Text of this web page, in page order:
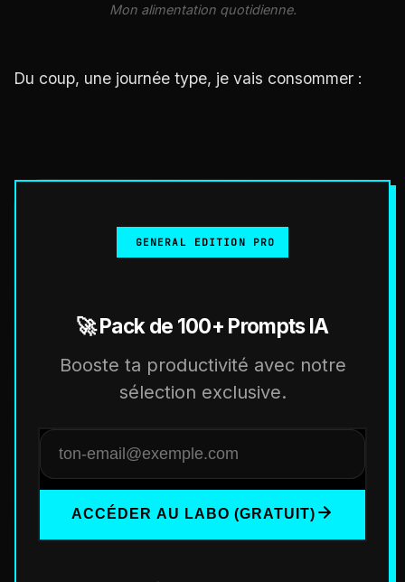
Mon alimentation quotidienne.
Du coup, une journée type, je vais consommer :
GENERAL EDITION PRO
🚀 Pack de 100+ Prompts IA
Booste ta productivité avec notre
sélection exclusive.
ACCÉDER AU LABO (GRATUIT)